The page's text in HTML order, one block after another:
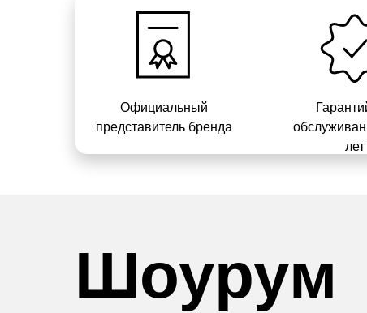
Официальный
представитель бренда
лет
Шоурум